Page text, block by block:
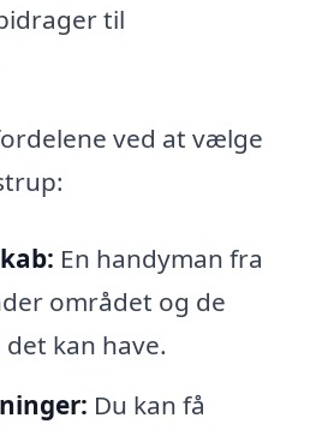
til
ved at vælge
En handyman fra
området og de
kan have.
Du kan få